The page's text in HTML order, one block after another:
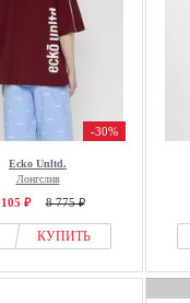
-30%
Ecko Unltd.
Лонгслив
₽ 8 775 ₽
КУПИТЬ